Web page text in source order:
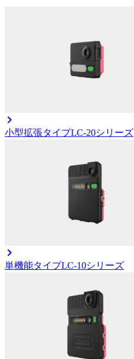
小型拡張タイプLC-20シリーズ
単機能タイプLC-10シリーズ